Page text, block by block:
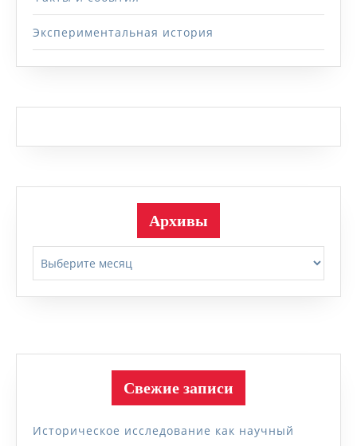
Экспериментальная история
Архивы
Свежие записи
Историческое исследование как научный